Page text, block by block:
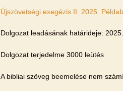
Újszövetségi exegézis II. 2025.
Dolgozat leadásának határideje:
Dolgozat terjedelme 3000 leütés
A bibliai szöveg beemelése nem